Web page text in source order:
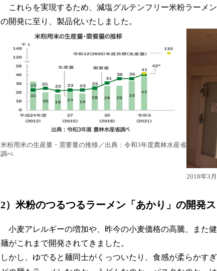
これらを実現するため、減塩グルテンフリー米粉ラーメ
の開発に至り、製品化いたしました。
米粉用米の生産量・需要量の推移／出典：令和3年度農林水産省
調べ
2018年3
2）米粉のつるつるラーメン「あかり」の開発
小麦アレルギーの増加や、昨今の小麦価格の高騰、また
麺がこれまで開発されてきました。
しかし、ゆでると麺同士がくっついたり、食感が柔らかす